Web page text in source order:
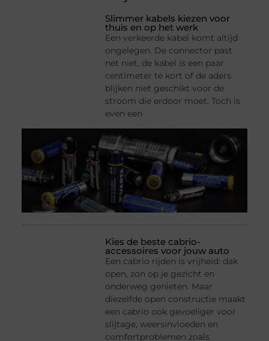
Slimmer kabels kiezen voor
thuis en op het werk
Een verkeerde kabel komt altijd
ongelegen. De connector past
net niet, de kabel is een paar
centimeter te kort of de aders
blijken niet geschikt voor de
stroom die erdoor moet. Toch is
even een
Kies de beste cabrio-
accessoires voor jouw auto
Een cabrio rijden is vrijheid: dak
open, zon op je gezicht en
onderweg genieten. Maar
diezelfde open constructie maakt
een cabrio ook gevoeliger voor
slijtage, weersinvloeden en
comfortproblemen zoals